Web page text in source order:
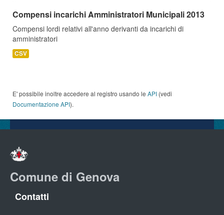
Compensi incarichi Amministratori Municipali 2013
Compensi lordi relativi all'anno derivanti da incarichi di
amministratori
CSV
E' possibile inoltre accedere al registro usando le API (vedi
Documentazione API).
Comune di Genova
Contatti